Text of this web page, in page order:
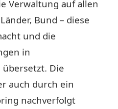
Verwaltung auf allen
Bund – diese
und die
in
Die
auch durch ein
nachverfolgt